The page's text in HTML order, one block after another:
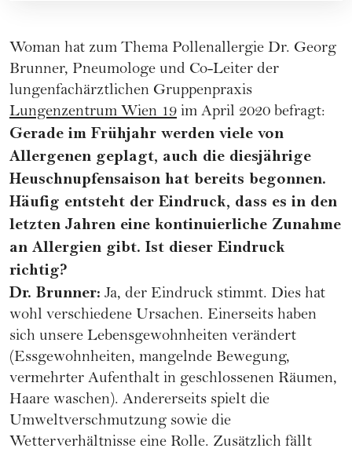
Woman hat zum Thema Pollenallergie Dr. Georg
Brunner, Pneumologe und Co-Leiter der
lungenfachärztlichen Gruppenpraxis
Lungenzentrum Wien 19 im April 2020 befragt:
Gerade im Frühjahr werden viele von
Allergenen geplagt, auch die diesjährige
Heuschnupfensaison hat bereits begonnen.
Häufig entsteht der Eindruck, dass es in den
letzten Jahren eine kontinuierliche Zunahme
an Allergien gibt. Ist dieser Eindruck
richtig?
Dr. Brunner: Ja, der Eindruck stimmt. Dies hat
wohl verschiedene Ursachen. Einerseits haben
sich unsere Lebensgewohnheiten verändert
(Essgewohnheiten, mangelnde Bewegung,
vermehrter Aufenthalt in geschlossenen Räumen,
Haare waschen). Andererseits spielt die
Umweltverschmutzung sowie die
Wetterverhältnisse eine Rolle. Zusätzlich fällt